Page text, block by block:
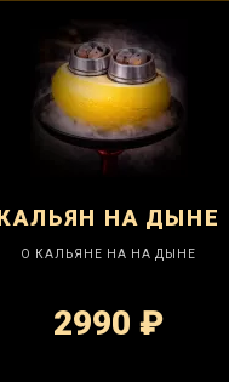
НА ДЫНЕ
О КАЛЬЯНЕ НА НА ДЫНЕ
2990 ₽